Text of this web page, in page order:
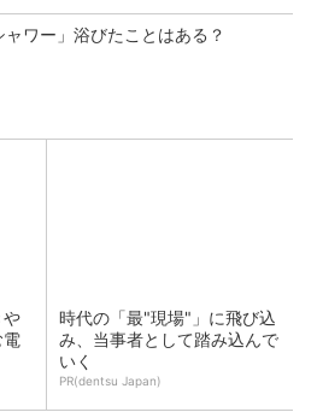
ャワー」浴びたことはある？
や
電
時代の「最"現場"」に飛び込
み、当事者として踏み込んで
いく
PR(dentsu Japan)